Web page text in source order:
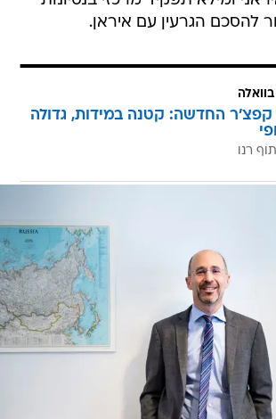
להסכם הגרעין עם איראן.
קפצ'ר החדשה: קטנה במידות, גדולה
רנו